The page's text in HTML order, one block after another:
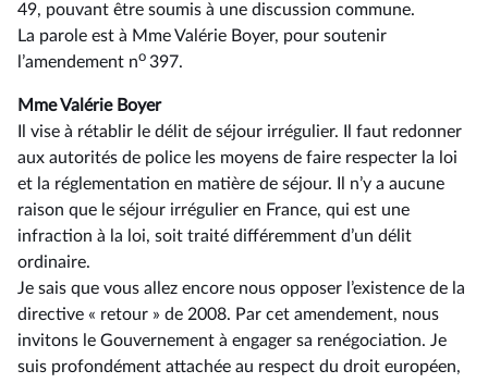
49, pouvant être soumis à une discussion commune.
La parole est à Mme Valérie Boyer, pour soutenir
l’amendement no 397.
Mme Valérie Boyer
Il vise à rétablir le délit de séjour irrégulier. Il faut redonner
aux autorités de police les moyens de faire respecter la loi
et la réglementation en matière de séjour. Il n’y a aucune
raison que le séjour irrégulier en France, qui est une
infraction à la loi, soit traité différemment d’un délit
ordinaire.
Je sais que vous allez encore nous opposer l’existence de la
directive « retour » de 2008. Par cet amendement, nous
invitons le Gouvernement à engager sa renégociation. Je
suis profondément attachée au respect du droit européen,